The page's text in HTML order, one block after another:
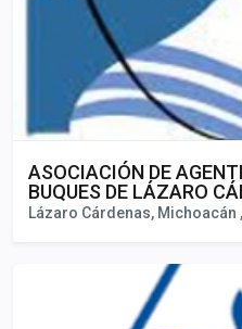
ASOCIACIÓN DE
BUQUES DE LÁZARO
Lázaro Cárdenas, Michoacán